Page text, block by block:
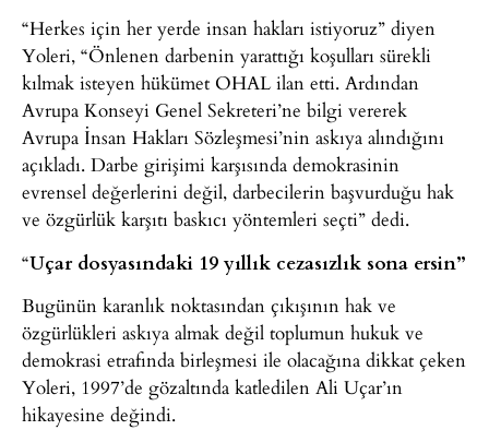
“Herkes için her yerde insan hakları istiyoruz” diyen
Yoleri, “Önlenen darbenin yarattığı koşulları sürekli
kılmak isteyen hükümet OHAL ilan etti. Ardından
Avrupa Konseyi Genel Sekreteri’ne bilgi vererek
Avrupa İnsan Hakları Sözleşmesi’nin askıya alındığını
açıkladı. Darbe girişimi karşısında demokrasinin
evrensel değerlerini değil, darbecilerin başvurduğu hak
ve özgürlük karşıtı baskıcı yöntemleri seçti” dedi.
“Uçar dosyasındaki 19 yıllık cezasızlık sona ersin”
Bugünün karanlık noktasından çıkışının hak ve
özgürlükleri askıya almak değil toplumun hukuk ve
demokrasi etrafında birleşmesi ile olacağına dikkat çeken
Yoleri, 1997’de gözaltında katledilen Ali Uçar’ın
hikayesine değindi.